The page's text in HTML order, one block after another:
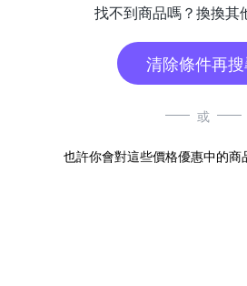
找不到商品嗎？換換其
清除條件再
或
也許你會對這些價格優惠中的商